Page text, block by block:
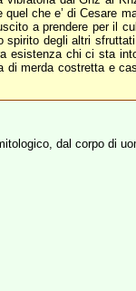
quel che e’ di Cesare
a prendere per il
spirito degli altri
esistenza chi ci sta
di merda costretta e
dal corpo di